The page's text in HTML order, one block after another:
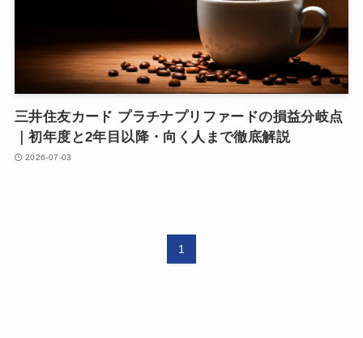
三井住友カード プラチナプリファードの損益分岐点
｜初年度と2年目以降・向く人まで徹底解説
2026-07-03
1